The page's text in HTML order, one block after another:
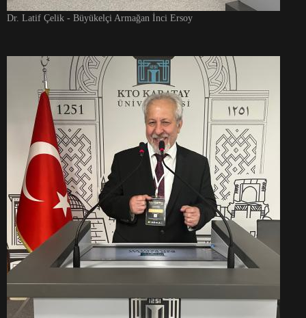
Dr. Latif Çelik - Büyükelçi Armağan İnci Ersoy